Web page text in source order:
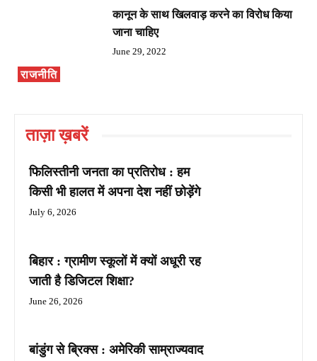
राजनीति
कानून के साथ खिलवाड़ करने का विरोध किया
जाना चाहिए
June 29, 2022
ताज़ा ख़बरें
फिलिस्तीनी जनता का प्रतिरोध : हम
किसी भी हालत में अपना देश नहीं छोड़ेंगे
July 6, 2026
बिहार : ग्रामीण स्कूलों में क्यों अधूरी रह
जाती है डिजिटल शिक्षा?
June 26, 2026
बांडुंग से ब्रिक्स : अमेरिकी साम्राज्यवाद